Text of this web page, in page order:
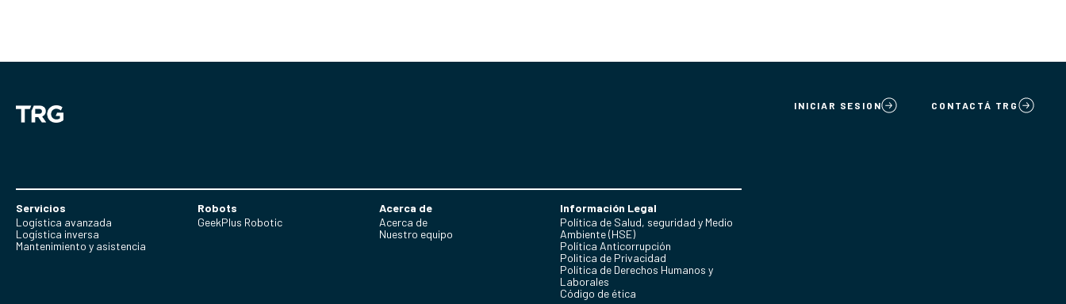
INICIAR SESION CONTACTÁ TRG
Servicios
Logística avanzada
Logística inversa
Mantenimiento y asistencia
Robots
GeekPlus Robotic
Acerca de
Acerca de
Nuestro equipo
Información Legal
Política de Salud, seguridad y Medio
Ambiente (HSE)
Política Anticorrupción
Politica de Privacidad
Política de Derechos Humanos y
Laborales
Código de ética